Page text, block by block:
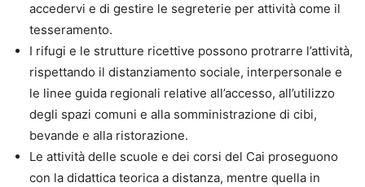
accedervi e di gestire le segreterie per attività come il
tesseramento.
I rifugi e le strutture ricettive possono protrarre l’attività,
rispettando il distanziamento sociale, interpersonale e
le linee guida regionali relative all’accesso, all’utilizzo
degli spazi comuni e alla somministrazione di cibi,
bevande e alla ristorazione.
Le attività delle scuole e dei corsi del Cai proseguono
con la didattica teorica a distanza, mentre quella in